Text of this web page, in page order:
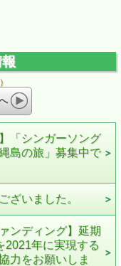
「シンガーソング
島の旅」募集中で
ざいました。
ンディング】延期
2021年に実現する
力をお願いしま